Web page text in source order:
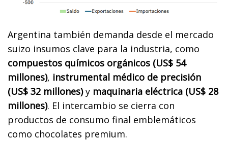
Argentina también demanda desde el mercado
suizo insumos clave para la industria, como
compuestos químicos orgánicos (US$ 54
millones), instrumental médico de precisión
(US$ 32 millones)y maquinaria eléctrica (US$ 28
millones). El intercambio se cierra con
productos de consumo final emblemáticos
como chocolates premium.